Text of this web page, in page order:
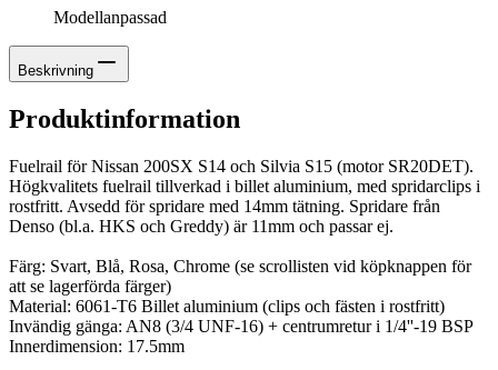
Modellanpassad
Beskrivning
Produktinformation
Fuelrail för Nissan 200SX S14 och Silvia S15 (motor SR20DET).
Högkvalitets fuelrail tillverkad i billet aluminium, med spridarclips i
rostfritt. Avsedd för spridare med 14mm tätning. Spridare från
Denso (bl.a. HKS och Greddy) är 11mm och passar ej.
Färg: Svart, Blå, Rosa, Chrome (se scrollisten vid köpknappen för
att se lagerförda färger)
Material: 6061-T6 Billet aluminium (clips och fästen i rostfritt)
Invändig gänga: AN8 (3/4 UNF-16) + centrumretur i 1/4''-19 BSP
Innerdimension: 17.5mm